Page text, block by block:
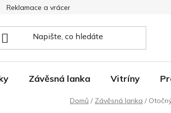
Reklamace a vrácení
Závěsná lanka Vitríny
Domů / Závěsná lanka /